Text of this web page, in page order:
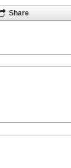
Share